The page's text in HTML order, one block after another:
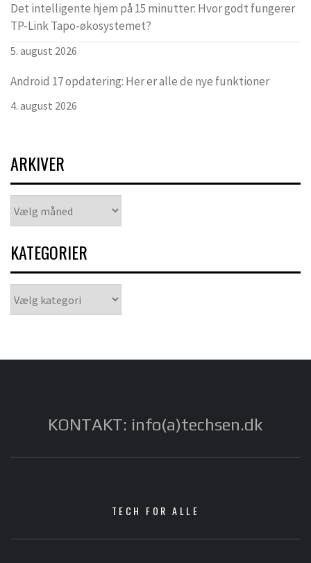
Det intelligente hjem på 15 minutter: Hvor godt fungerer
TP-Link Tapo-økosystemet?
5. august 2026
Android 17 opdatering: Her er alle de nye funktioner
4. august 2026
ARKIVER
KATEGORIER
KONTAKT: info(a)techsen.dk
TECH FOR ALLE